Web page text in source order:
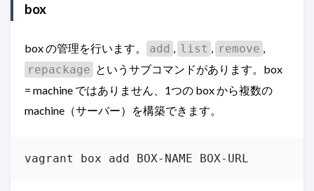
box
box の管理を行います。 add , list , remove ,
repackage というサブコマンドがあります。box
= machine ではありません、1つの box から複数の
machine（サーバー）を構築できます。
vagrant box add BOX-NAME BOX-URL